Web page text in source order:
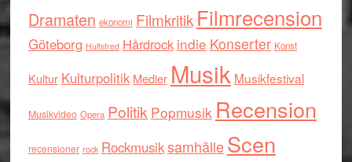
Dramaten ekonomi Filmkritik Filmrecension
Göteborg Hultsfred Hårdrock indie Konserter Konst
Kultur Kulturpolitik Medier Musik Musikfestival
Musikvideo Opera Politik Popmusik Recension
recensioner rock RockmusiksamhälleScen